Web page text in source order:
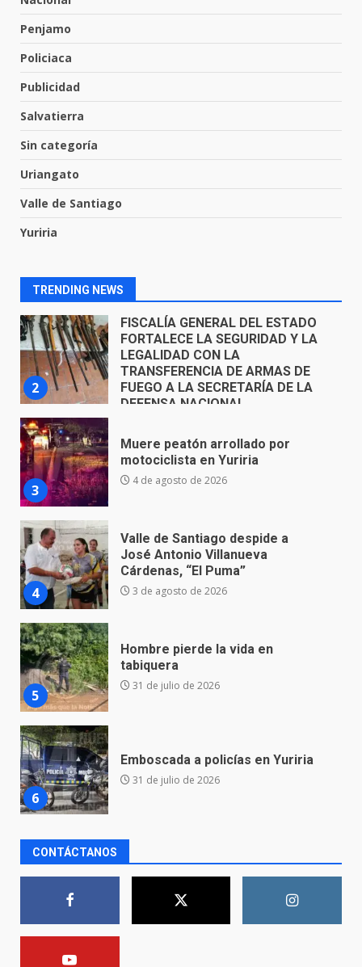
Penjamo
Policiaca
Publicidad
Salvatierra
Sin categoría
Uriangato
Valle de Santiago
Yuriria
TRENDING NEWS
7
30 de julio de 2026
1
El Pbro. Mario Alberto Pérez
parroquia de Guarapo
2
FISCALÍA GENERAL DEL ESTADO
FUEGO A LA SECRETARÍA DE LA
DEFENSA NACIONAL
5 de agosto de 2026
3
Muere peatón arrollado por
motociclista en Yuriria
4 de agosto de 2026
4
Valle de Santiago despide a
José Antonio Villanueva
Cárdenas, “El Puma”
3 de agosto de 2026
5
Hombre pierde la vida en
tabiquera
6
Emboscada a policías en Yuriria
7
Envía Gobierno de la Gente más
de 77 mil
30 de julio de 2026
asume la administración de la
parroquia de Guarapo
5 de agosto de 2026
CONTÁCTANOS